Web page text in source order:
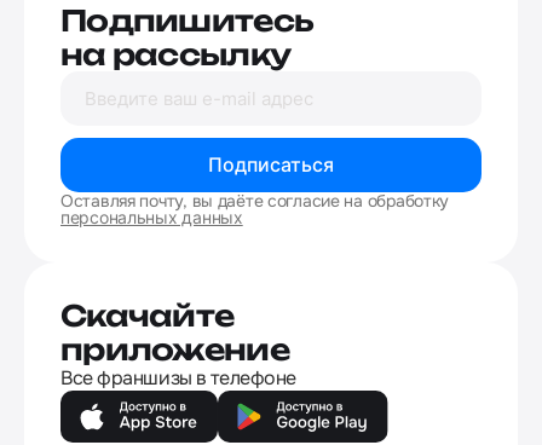
Подпишитесь
на рассылку
Подписаться
Оставляя почту, вы даёте согласие на обработку
персональных данных
Скачайте
приложение
Все франшизы в телефоне